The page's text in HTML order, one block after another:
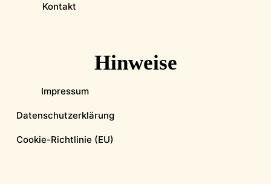
Kontakt
Hinweise
Impressum
Datenschutzerklärung
Cookie-Richtlinie (EU)